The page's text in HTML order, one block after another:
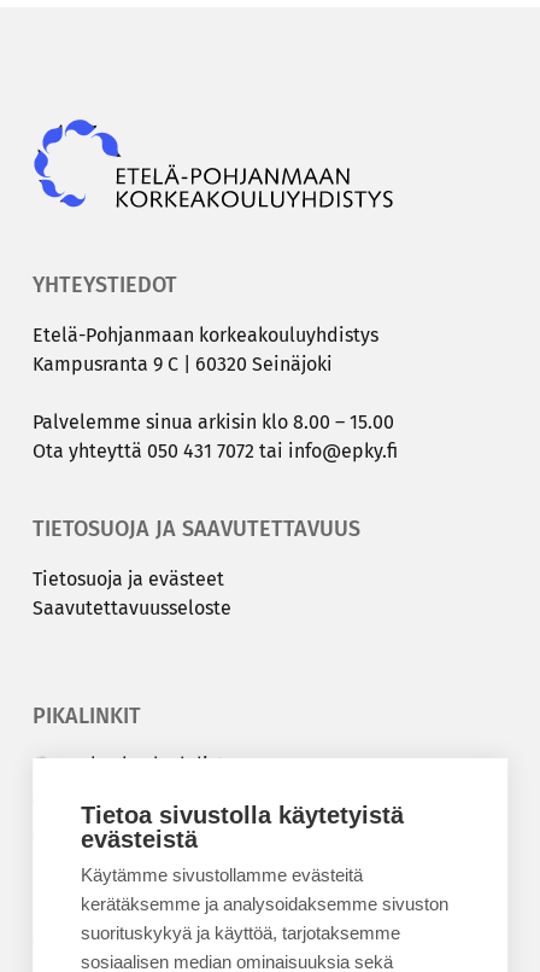
Tietoa sivustolla käytetyistä
evästeistä
Käytämme sivustollamme evästeitä
kerätäksemme ja analysoidaksemme sivuston
suorituskykyä ja käyttöä, tarjotaksemme
sosiaalisen median ominaisuuksia sekä
YHTEYSTIEDOT
Etelä-​Pohjanmaan kor­kea­kou­lu­yh­dis­tys
Kam­pus­ran­ta 9 C | 60320 Sei­nä­jo­ki
Pal­ve­lem­me sinua ar­ki­sin klo 8.00 – 15.00
Ota yh­teyt­tä 050 431 7072 tai info@epky.fi
TIETOSUOJA JA SAAVUTETTAVUUS
Tie­to­suo­ja ja eväs­teet
Saa­vu­tet­ta­vuus­se­los­te
PIKALINKIT
Korkeakouluyhdistys
Kesäyliopisto
Epanet
BLOGIT
Kesäyliopiston blogi